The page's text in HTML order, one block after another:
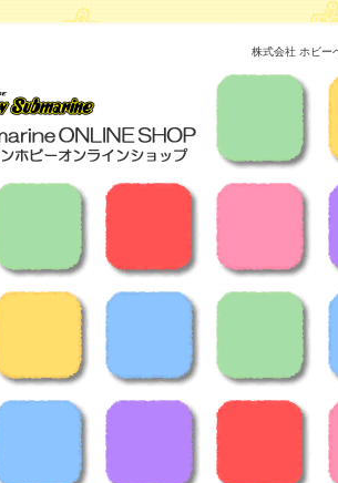
株式会社 ホビー